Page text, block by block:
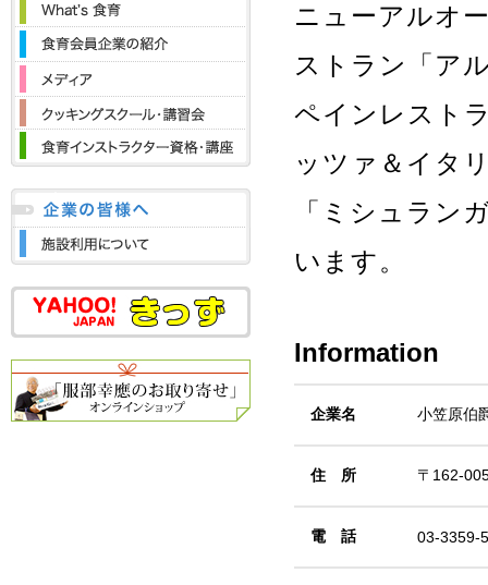
ニューアルオ
ストラン「ア
ペインレスト
ッツァ＆イタ
「ミシュラン
います。
Information
企業名 小笠原伯
住 所 〒162-
電 話 03-3359-